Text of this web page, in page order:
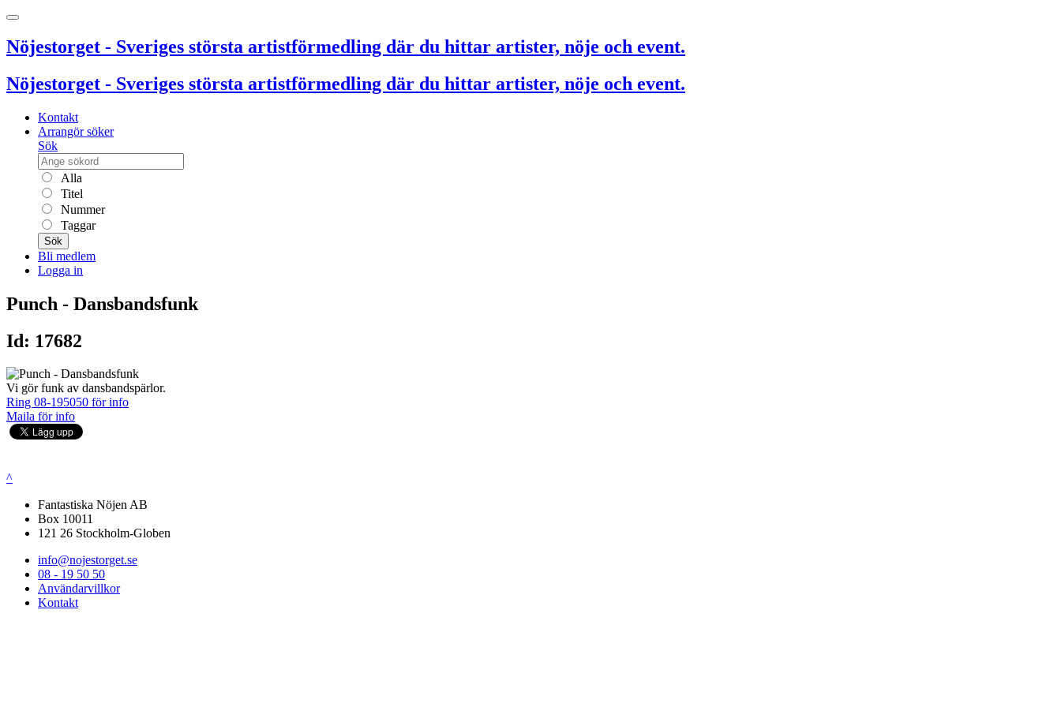
Nöjestorget - Sveriges största artistförmedling där du hittar artister, nöje och event.
Nöjestorget - Sveriges största artistförmedling där du hittar artister, nöje och event.
Kontakt
Arrangör söker
Sök
Alla
Titel
Nummer
Taggar
Sök
Bli medlem
Logga in
Punch - Dansbandsfunk
Id: 17682
Vi gör funk av dansbandspärlor.
Ring 08-195050 för info
Maila för info
^
Fantastiska Nöjen AB
Box 10011
121 26 Stockholm-Globen
info@nojestorget.se
08 - 19 50 50
Användarvillkor
Kontakt